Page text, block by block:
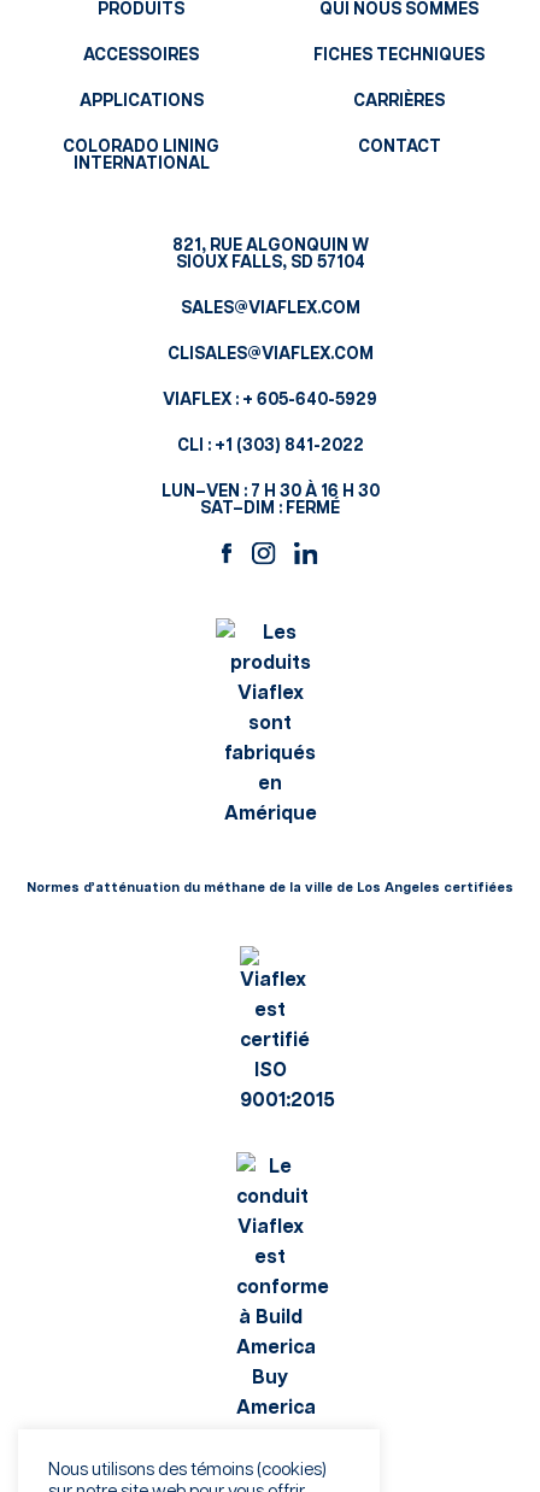
PRODUITS
ACCESSOIRES
APPLICATIONS
COLORADO LINING
INTERNATIONAL
QUI NOUS SOMMES
FICHES TECHNIQUES
CARRIÈRES
CONTACT
821, RUE ALGONQUIN W
SIOUX FALLS, SD 57104
SALES@VIAFLEX.COM
CLISALES@VIAFLEX.COM
VIAFLEX : + 605-640-5929
CLI : +1 (303) 841-2022
LUN–VEN : 7 H 30 À 16 H 30
SAT–DIM : FERMÉ
Normes d’atténuation du méthane de la ville de Los Angeles certifiées
Nous utilisons des témoins (cookies)